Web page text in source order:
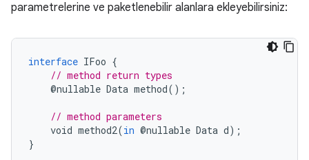
parametrelerine ve paketlenebilir alanlara ekleyebilirsiniz:
interface IFoo {
// method return types
@nullable Data method();
// method parameters
void method2(in @nullable Data d);
}